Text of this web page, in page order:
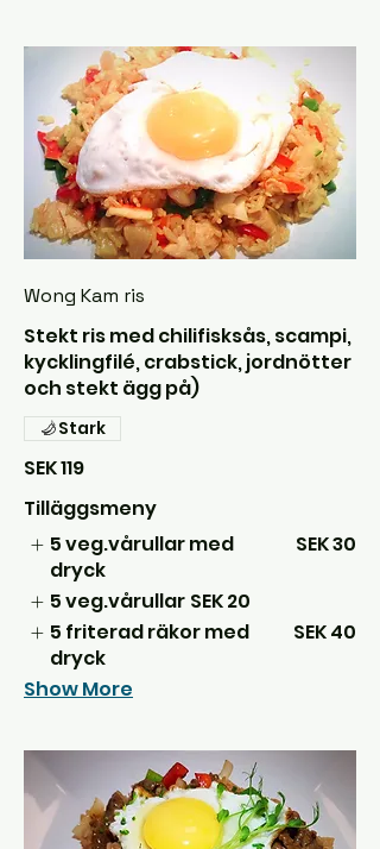
Wong Kam ris
Stekt ris med chilifisksås, scampi,
kycklingfilé, crabstick, jordnötter
och stekt ägg på)
SEK 119
Stark
Tilläggsmeny
5 veg.vårullar med
dryck
SEK 30
5 veg.vårullar SEK 20
5 friterad räkor med
dryck
SEK 40
Show More